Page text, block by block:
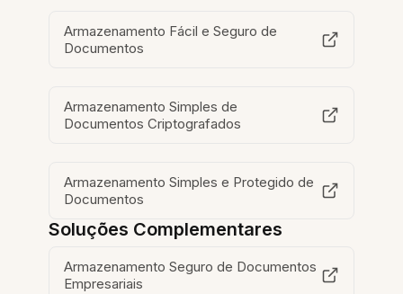
Armazenamento Fácil e Seguro de
Documentos
Armazenamento Simples de
Documentos Criptografados
Armazenamento Simples e Protegido de
Documentos
Soluções Complementares
Armazenamento Seguro de Documentos
Empresariais